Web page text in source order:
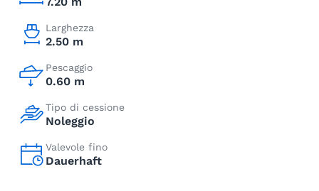
Larghezza
2.50 m
Pescaggio
0.60 m
Tipo di cessione
Noleggio
Valevole fino
Dauerhaft